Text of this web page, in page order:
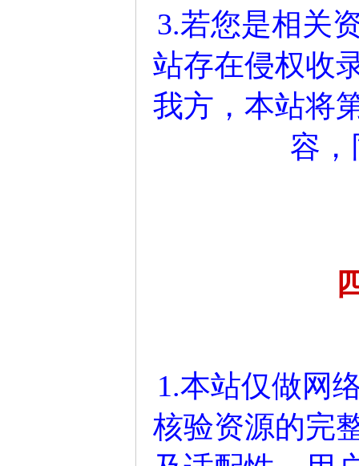
3.若您是相关
站存在侵权收
我方，本站将
容
1.本站仅做网
核验资源的完